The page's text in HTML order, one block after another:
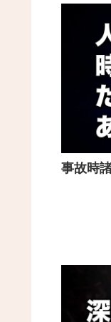
事故時